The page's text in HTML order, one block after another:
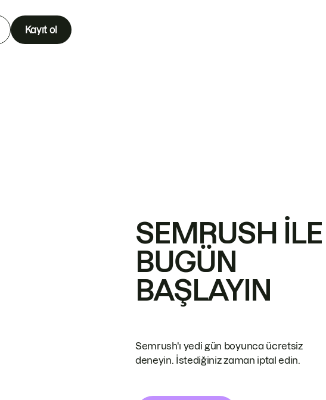
Kayıt ol
SEMRUSH ILE
BUGÜN
BAŞLAYIN
Semrush'ı yedi gün boyunca ücretsiz
deneyin. İstediğiniz zaman iptal edin.